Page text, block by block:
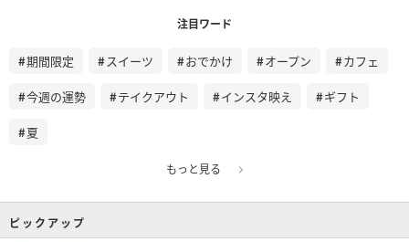
注目ワード
期間限定 スイーツ おでかけ オープン カフェ
今週の運勢 テイクアウト インスタ映え ギフト
夏
もっと見る
ピックアップ